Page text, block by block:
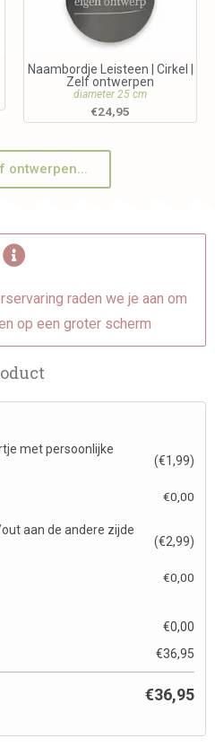
Naambordje Leisteen | Cirkel |
Zelf ontwerpen
diameter 25 cm
€24,95
ontwerpen...
raden we je aan om
op een groter scherm
met persoonlijke
(€1,99)
€0,00
aan de andere zijde
(€2,99)
€0,00
€0,00
€36,95
€36,95